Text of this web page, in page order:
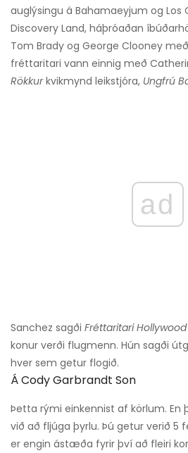
auglýsingu á Bahamaeyjum og Los
Discovery Land, háþróaðan
Tom Brady og George Clooney
fréttaritari vann einnig með
Rökkurkvikmynd leikstjóra, Ungfrú
ad
Sanchez sagði Fréttaritari Hollywood
konur verði flugmenn. Hún sagði
hver sem getur flogið.
Á Cody Garbrandt Son
Þetta rými einkennist af körlum. En
við að fljúga þyrlu. Þú getur verið 5
er engin ástæða fyrir því að fleiri